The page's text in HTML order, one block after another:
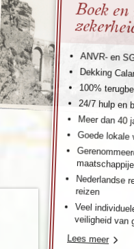
Boek
ANVR- en
Dekking
100%
24/7 hulp en
Meer dan 40
Goede lokale
Nederlandse
reizen
Veel
veiligheid van
Lees meer